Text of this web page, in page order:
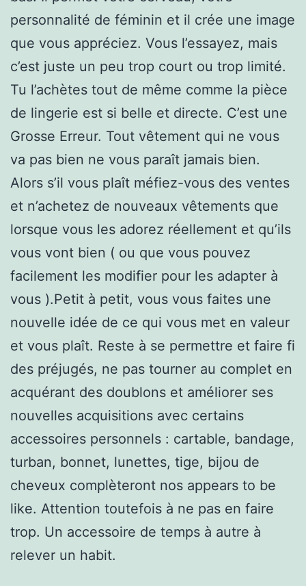
personnalité de féminin et il crée une image
que vous appréciez. Vous l’essayez, mais
c’est juste un peu trop court ou trop limité.
Tu l’achètes tout de même comme la pièce
de lingerie est si belle et directe. C’est une
Grosse Erreur. Tout vêtement qui ne vous
va pas bien ne vous paraît jamais bien.
Alors s’il vous plaît méfiez-vous des ventes
et n’achetez de nouveaux vêtements que
lorsque vous les adorez réellement et qu’ils
vous vont bien ( ou que vous pouvez
facilement les modifier pour les adapter à
vous ).Petit à petit, vous vous faites une
nouvelle idée de ce qui vous met en valeur
et vous plaît. Reste à se permettre et faire fi
des préjugés, ne pas tourner au complet en
acquérant des doublons et améliorer ses
nouvelles acquisitions avec certains
accessoires personnels : cartable, bandage,
turban, bonnet, lunettes, tige, bijou de
cheveux complèteront nos appears to be
like. Attention toutefois à ne pas en faire
trop. Un accessoire de temps à autre à
relever un habit.